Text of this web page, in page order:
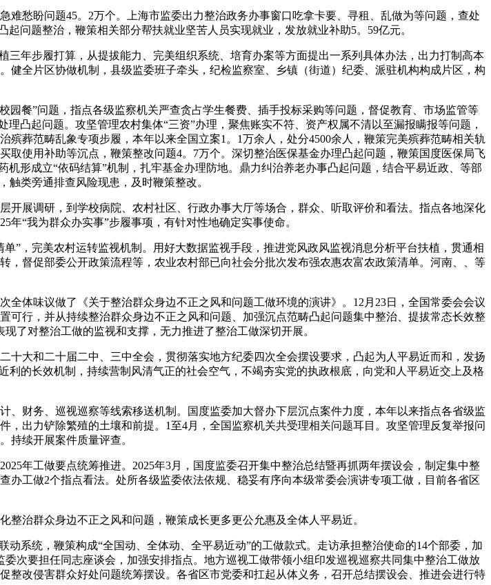
盼问题45。2万个。上海市监委出力整治政务办事窗口吃拿卡要、寻租、乱做为等问题，查处
问题整治，鞭策相关部分帮扶就业坚苦人员实现就业，发放就业补助5。59亿元。
年步履打算，从提拔能力、完美组织系统、培育办案等方面提出一系列具体办法，出力打制高本
全片区协做机制，县级监委班子牵头，纪检监察室、乡镇（街道）纪委、派驻机构构成片区，构
餐”问题，指点各级监察机关严查贪占学生餐费、插手投标采购等问题，督促教育、市场监管等
凸起问题。攻坚管理农村集体“三资”办理，聚焦账实不符、资产权属不清以至漏报瞒报等问题，
葬范畴乱象专项步履，本年以来全国立案1。1万余人，处分4500余人，鞭策完美殡葬范畴相关轨
使用补助等沉点，鞭策整改问题4。7万个。深切整治医保基金办理凸起问题，鞭策国度医保局飞
形成立“依码结算”机制，扎牢基金办理防地。鼎力纠治养老办事凸起问题，结合平易近政、等部
触类旁通排查风险现患，及时鞭策整改。
展调研，到学校病院、农村社区、行政办事大厅等场合，群众、听取评价和看法。指点各地深化
“我为群众办实事”步履事项，有针对性地确定实事使命。
，完美农村运转监视机制。用好大数据监视手段，推进党风政风监视消息分析平台扶植，贯通相
督促部委公开政策流程等，农业农村部已向社会分批次发布强农惠农富农政策清单。河南、、等
体味议做了《关于整治群众身边不正之风和问题工做环境的演讲》。12月23日，全国常委会会议
行，并从持续整治群众身边不正之风和问题、加强沉点范畴凸起问题集中整治、提拔常态长效整
了对整治工做的监视和支撑，无力推进了整治工做深切开展。
大和二十届二中、三中全会，贯彻落实地方纪委四次全会摆设要求，凸起为人平易近而和，发扬
的长效机制，持续营制风清气正的社会空气，不竭夯实党的执政根底，向党和人平易近交上及格
财务、巡视巡察等线索移送机制。国度监委加大督办下层沉点案件力度，本年以来指点各省级监
出力铲除繁殖的土壤和前提。1至4月，全国监察机关共受理相关问题耳目。攻坚管理反复举报问
持续开展案件质量评查。
年工做要点统筹推进。2025年3月，国度监委召开集中整治总结暨再抓两年摆设会，制定集中整
工做2个指点看法。处所各级监委依法依规、稳妥有序向本级常委会演讲专项工做，目前各省区
治群众身边不正之风和问题，鞭策成长更多更公允惠及全体人平易近。
统，鞭策构成“全国动、全体动、全平易近动”的工做款式。走访承担整治使命的14个部委，加
次要担任同志座谈会，加强安排指点。地方巡视工做带领小组印发巡视巡察共同集中整治工做放
改侵害群众好处问题统筹摆设。各省区市党委和扛起从体义务，召开总结摆设会、推进会进行特